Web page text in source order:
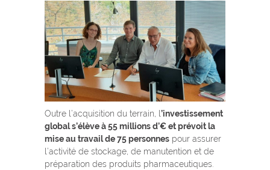
Outre l’acquisition du terrain, l’investissement
global s’élève à 55 millions d’€ et prévoit la
mise au travail de 75 personnes pour assurer
l’activité de stockage, de manutention et de
préparation des produits pharmaceutiques.